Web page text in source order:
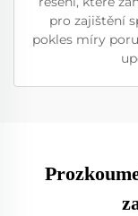
pro zajištění
pokles míry